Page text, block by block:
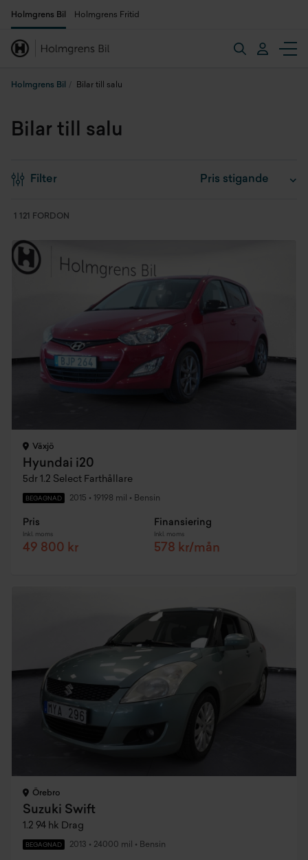
Holmgrens Bil Holmgrens Fritid
Holmgrens Bil Bilar till salu
Bilar till salu
Filter
1 121 FORDON
Växjö
Hyundai i20
5dr 1.2 Select Farthållare
BEGAGNAD 2015 • 19198 mil • Bensin
Pris
Inkl. moms
49 800 kr
Finansiering
Inkl. moms
578 kr/mån
Örebro
Suzuki Swift
1.2 94 hk Drag
BEGAGNAD 2013 • 24000 mil • Bensin